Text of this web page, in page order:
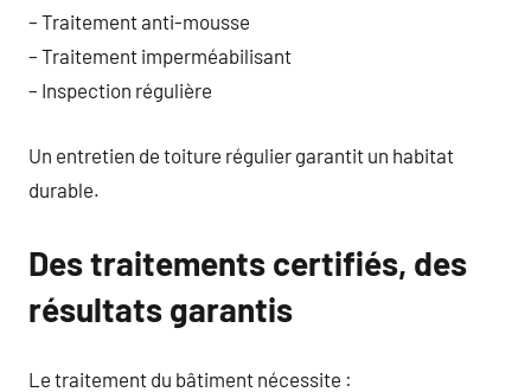
– Traitement anti-mousse
– Traitement imperméabilisant
– Inspection régulière
Un entretien de toiture régulier garantit un habitat
durable.
Des traitements certifiés, des
résultats garantis
Le traitement du bâtiment nécessite :